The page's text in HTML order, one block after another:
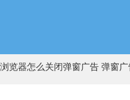
览器怎么关闭弹窗广告 弹窗